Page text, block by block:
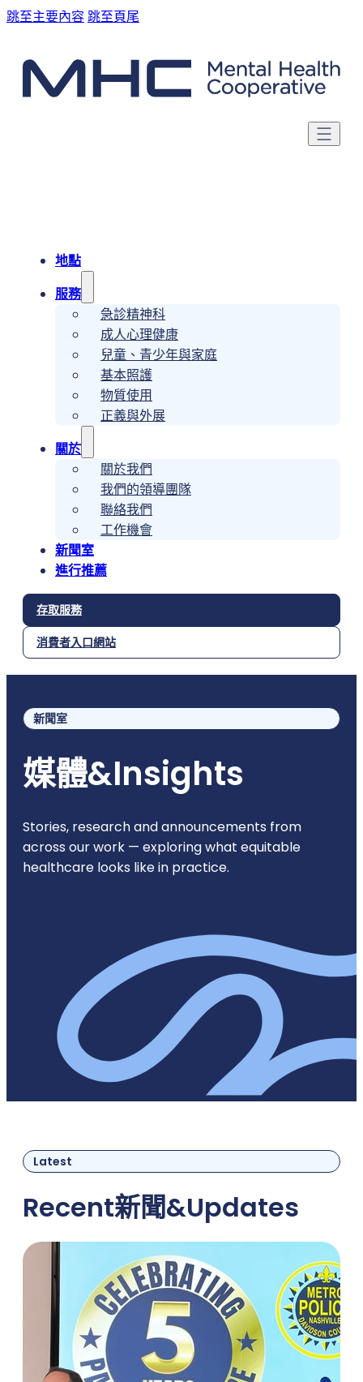
跳至主要內容跳至頁尾
地點
服務
急診精神科
成人心理健康
兒童、青少年與家庭
基本照護
物質使用
正義與外展
關於
關於我們
我們的領導團隊
聯絡我們
工作機會
新聞室
進行推薦
存取服務
消費者入口網站
新聞室
媒體&Insights
Stories, research and announcements from
across our work — exploring what equitable
healthcare looks like in practice.
Latest
Recent新聞&Updates